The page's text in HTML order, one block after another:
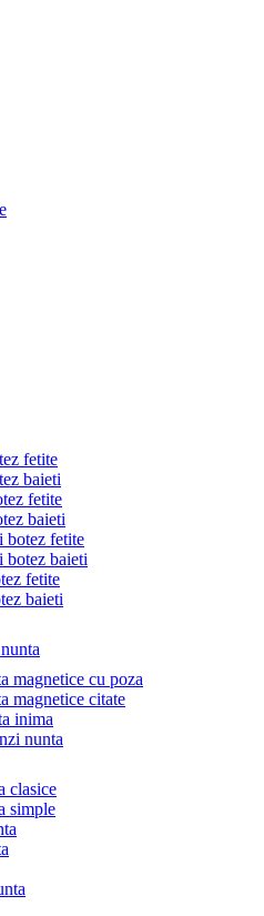
fetite
baieti
fetite
baieti
botez fetite
botez baieti
fetite
baieti
magnetice cu poza
magnetice citate
inima
nunta
clasice
simple